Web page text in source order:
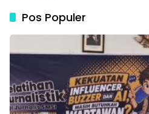
Pos Populer